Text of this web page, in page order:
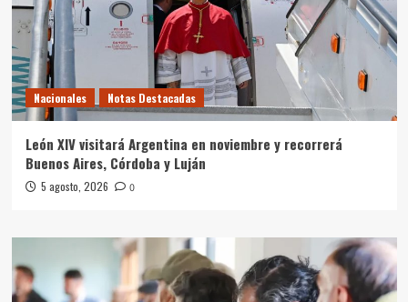
Nacionales Notas Destacadas
León XIV visitará Argentina en noviembre y recorrerá
Buenos Aires, Córdoba y Luján
5 agosto, 2026 0